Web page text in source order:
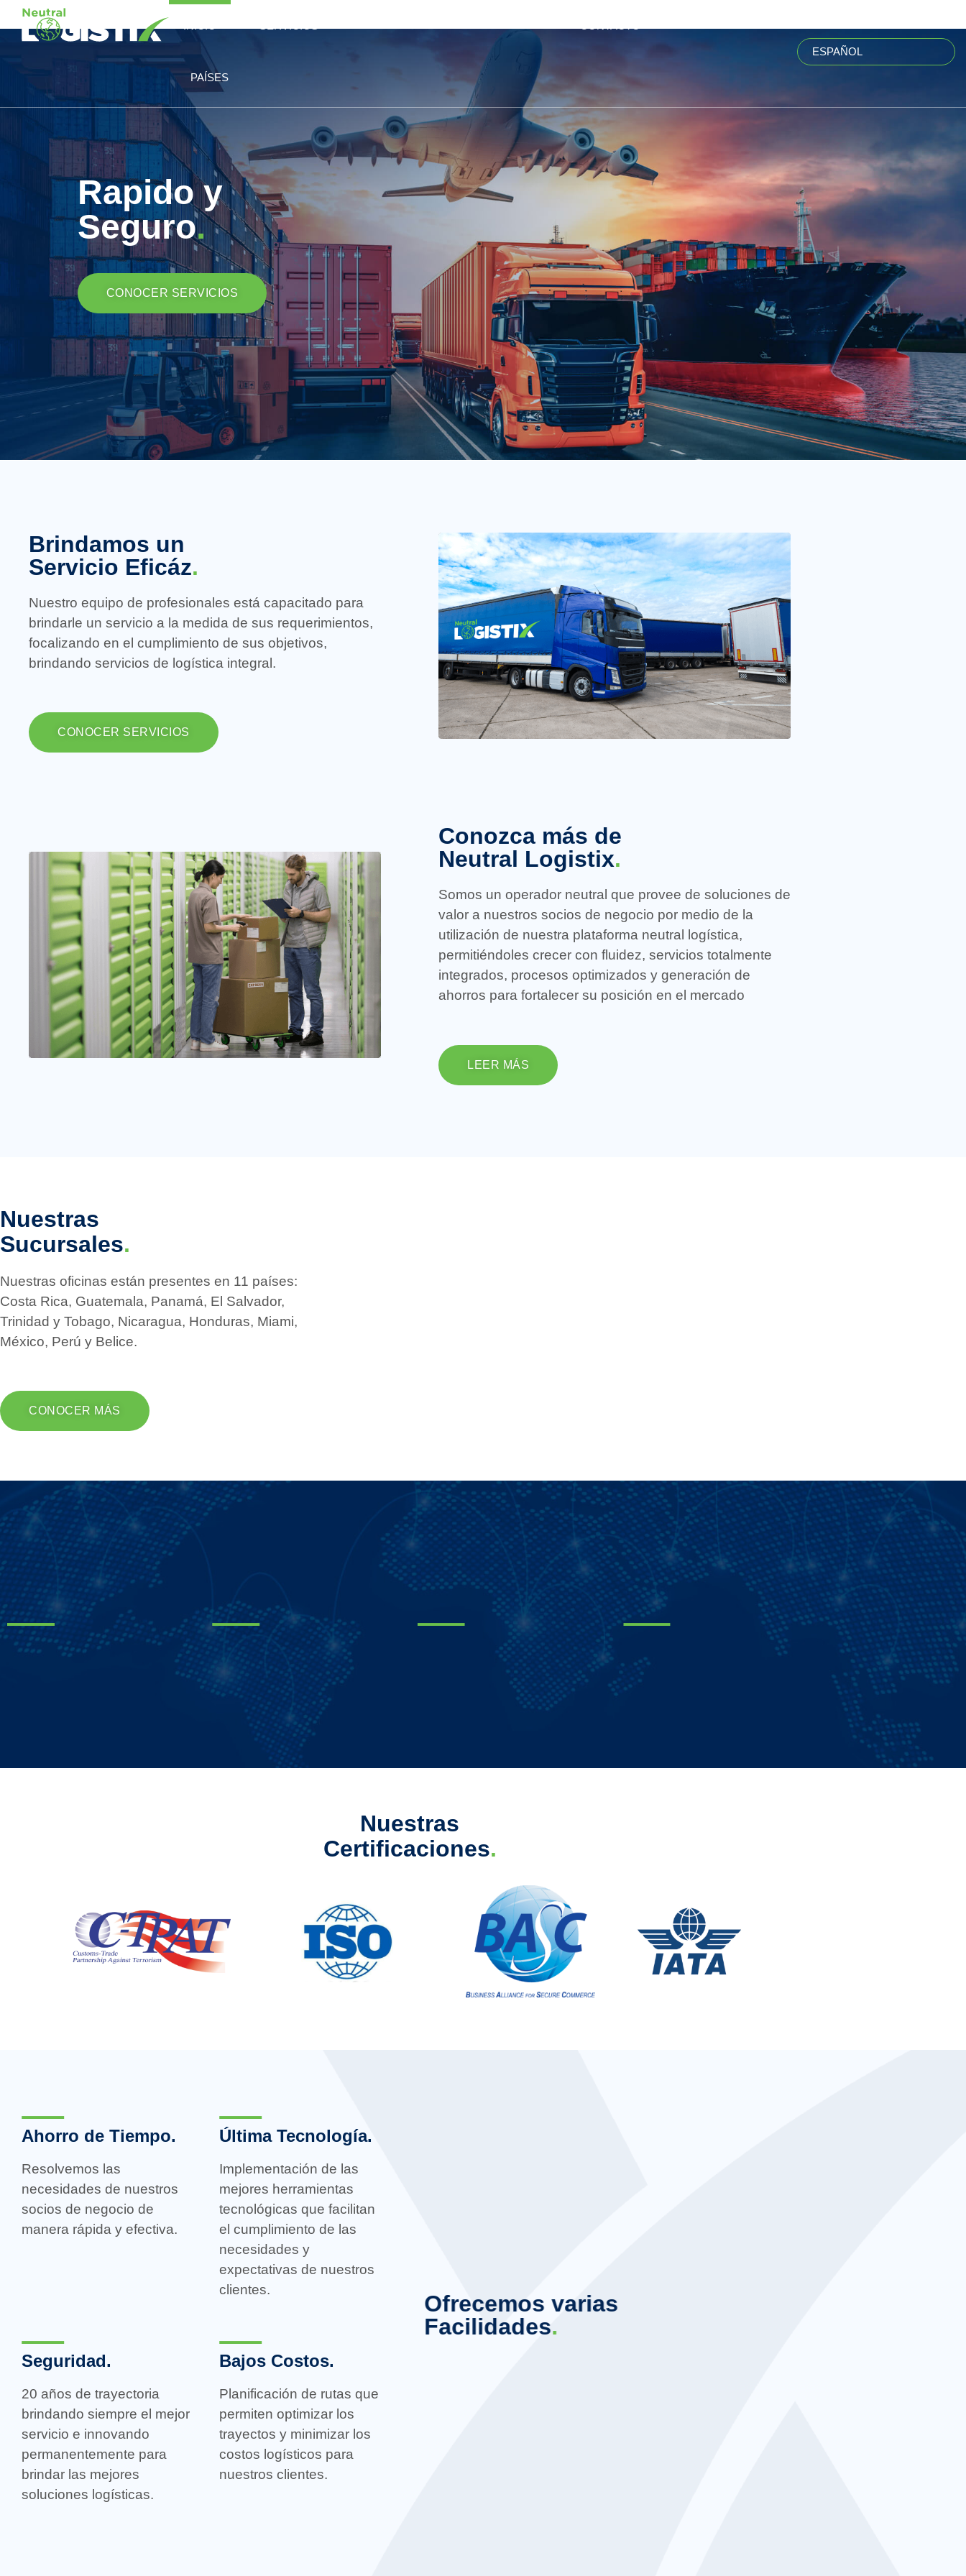
PAÍSES
ESPAÑOL
Rapido y
Seguro.
CONOCER SERVICIOS
Brindamos un
Servicio Eficáz.
Nuestro equipo de profesionales está capacitado para
brindarle un servicio a la medida de sus requerimientos,
focalizando en el cumplimiento de sus objetivos,
brindando servicios de logística integral.
CONOCER SERVICIOS
Conozca más de
Neutral Logistix.
Somos un operador neutral que provee de soluciones de
valor a nuestros socios de negocio por medio de la
utilización de nuestra plataforma neutral logística,
permitiéndoles crecer con fluidez, servicios totalmente
integrados, procesos optimizados y generación de
ahorros para fortalecer su posición en el mercado
LEER MÁS
Nuestras
Sucursales.
Nuestras oficinas están presentes en 11 países:
Costa Rica, Guatemala, Panamá, El Salvador,
Trinidad y Tobago, Nicaragua, Honduras, Miami,
México, Perú y Belice.
CONOCER MÁS
Nuestras
Certificaciones.
Ahorro de Tiempo.
Resolvemos las
necesidades de nuestros
socios de negocio de
manera rápida y efectiva.
Última Tecnología.
Implementación de las
mejores herramientas
tecnológicas que facilitan
el cumplimiento de las
necesidades y
expectativas de nuestros
clientes.
Seguridad.
20 años de trayectoria
brindando siempre el mejor
servicio e innovando
permanentemente para
brindar las mejores
soluciones logísticas.
Bajos Costos.
Planificación de rutas que
permiten optimizar los
trayectos y minimizar los
costos logísticos para
nuestros clientes.
Ofrecemos varias
Facilidades.